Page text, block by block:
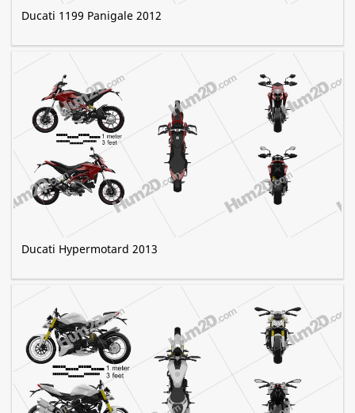
Ducati 1199 Panigale 2012
Ducati Hypermotard 2013